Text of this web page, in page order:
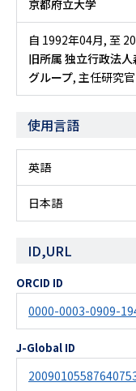
京都府立大学
自 1992年04月, 至
旧所属 独立行政法
グループ, 主任研究官
使用言語
英語
日本語
ID,URL
ORCID ID
0000-0003-0909-
J-Global ID